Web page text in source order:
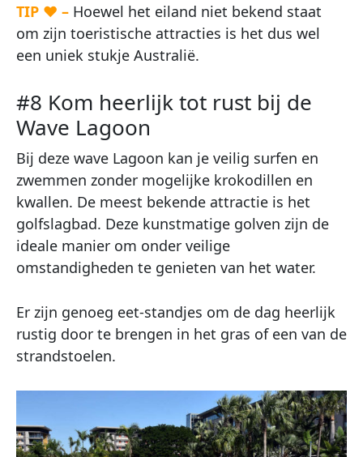
TIP ♥ – Hoewel het eiland niet bekend staat
om zijn toeristische attracties is het dus wel
een uniek stukje Australië.
#8 Kom heerlijk tot rust bij de
Wave Lagoon
Bij deze wave Lagoon kan je veilig surfen en
zwemmen zonder mogelijke krokodillen en
kwallen. De meest bekende attractie is het
golfslagbad. Deze kunstmatige golven zijn de
ideale manier om onder veilige
omstandigheden te genieten van het water.
Er zijn genoeg eet-standjes om de dag heerlijk
rustig door te brengen in het gras of een van de
strandstoelen.